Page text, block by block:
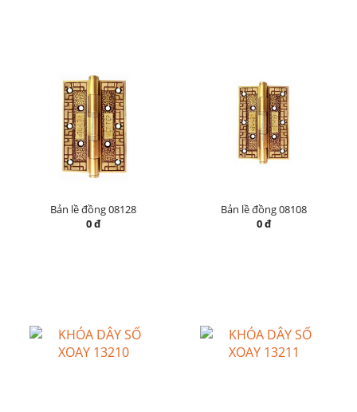
Bản lề đồng 08128
0 đ
Bản lề đồng 08108
0 đ